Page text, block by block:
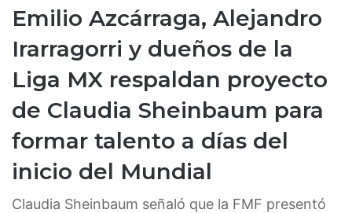
Emilio Azcárraga, Alejandro
Irarragorri y dueños de la
Liga MX respaldan proyecto
de Claudia Sheinbaum para
formar talento a días del
inicio del Mundial
Claudia Sheinbaum señaló que la FMF presentó